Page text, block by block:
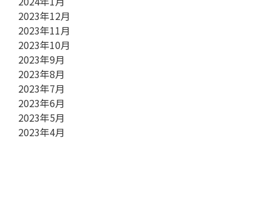
2023年12月
2023年11月
2023年10月
2023年9月
2023年8月
2023年7月
2023年6月
2023年5月
2023年4月